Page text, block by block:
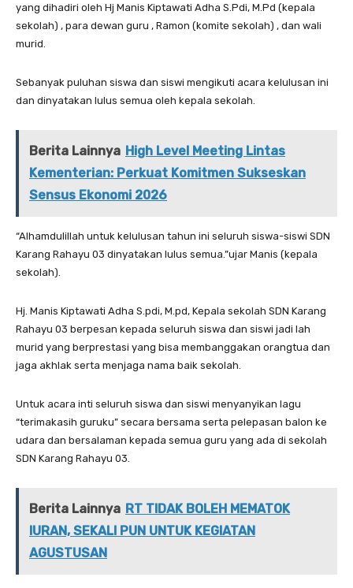
yang dihadiri oleh Hj Manis Kiptawati Adha S.Pdi, M.Pd (kepala
sekolah) , para dewan guru , Ramon (komite sekolah) , dan wali
murid.
Sebanyak puluhan siswa dan siswi mengikuti acara kelulusan ini
dan dinyatakan lulus semua oleh kepala sekolah.
Berita Lainnya High Level Meeting Lintas
Kementerian: Perkuat Komitmen Sukseskan
Sensus Ekonomi 2026
“Alhamdulillah untuk kelulusan tahun ini seluruh siswa-siswi SDN
Karang Rahayu 03 dinyatakan lulus semua.”ujar Manis (kepala
sekolah).
Hj. Manis Kiptawati Adha S.pdi, M.pd, Kepala sekolah SDN Karang
Rahayu 03 berpesan kepada seluruh siswa dan siswi jadi lah
murid yang berprestasi yang bisa membanggakan orangtua dan
jaga akhlak serta menjaga nama baik sekolah.
Untuk acara inti seluruh siswa dan siswi menyanyikan lagu
“terimakasih guruku” secara bersama serta pelepasan balon ke
udara dan bersalaman kepada semua guru yang ada di sekolah
SDN Karang Rahayu 03.
Berita Lainnya RT TIDAK BOLEH MEMATOK
IURAN, SEKALI PUN UNTUK KEGIATAN
AGUSTUSAN